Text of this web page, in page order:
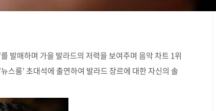
발매하며 가을 발라드의 저력을 보여주며 음악 차트 1위
스룸' 초대석에 출연하여 발라드 장르에 대한 자신의 솔